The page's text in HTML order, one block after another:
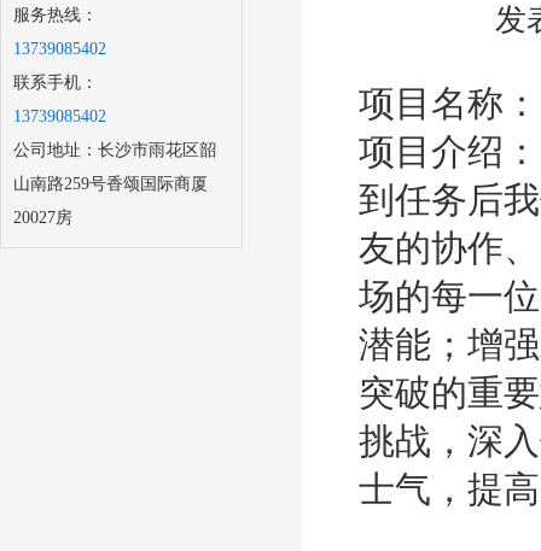
服务热线：
13739085402
联系手机：
13739085402
公司地址：长沙市雨花区韶
山南路259号香颂国际商厦
20027房
发
项目名称
项目介绍
到任务后
友的协作
场的每一
潜能；增
突破的重
挑战，深
士气，提